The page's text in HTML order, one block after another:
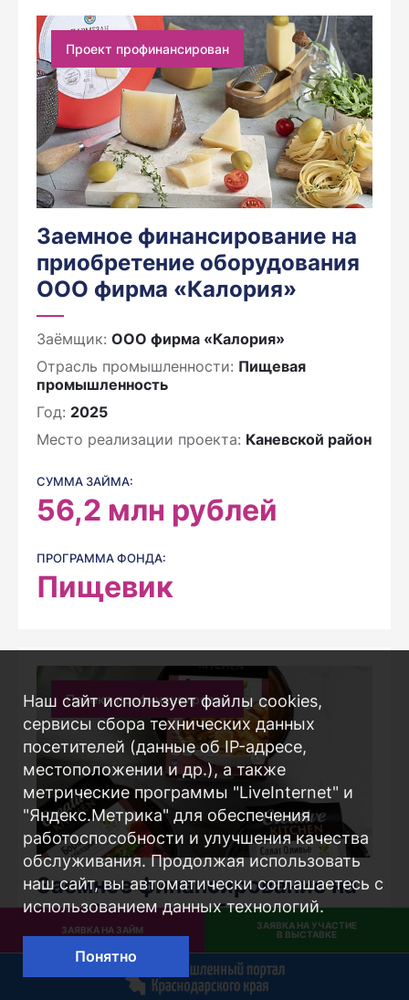
ЗАЯВКА НА ЗАЙМ
ЗАЯВКА НА УЧАСТИЕ
В ВЫСТАВКЕ
Проект профинансирован
Заемное финансирование на
приобретение оборудования
ООО фирма «Калория»
Заёмщик: ООО фирма «Калория»
Отрасль промышленности: Пищевая
промышленность
Год: 2025
Место реализации проекта: Каневской район
СУММА ЗАЙМА:
56,2 млн рублей
ПРОГРАММА ФОНДА:
Пищевик
Проект профинансирован
Заемное финансирование на
приобретение оборудования
и сырья ООО «Юнион-ФУД
ЮГ»
Наш сайт использует файлы cookies,
сервисы сбора технических данных
посетителей (данные об IP-адресе,
местоположении и др.), а также
метрические программы "LiveInternet" и
"Яндекс.Метрика" для обеспечения
работоспособности и улучшения качества
обслуживания. Продолжая использовать
наш сайт, вы автоматически соглашаетесь с
использованием данных технологий.
Понятно